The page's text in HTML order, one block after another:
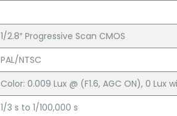
1/2.8″ Progressive Scan CMOS
PAL/NTSC
Color: 0.009 Lux @ (F1.6, AGC ON), 0 Lux
1/3 s to 1/100,000 s